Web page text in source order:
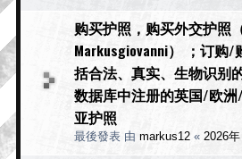
购买护照，购买外交护照
Markusgiovanni） ；订
括合法、真实、生物识别
数据库中注册的英国/欧
亚护照
最後發表 由 markus12 « 2026